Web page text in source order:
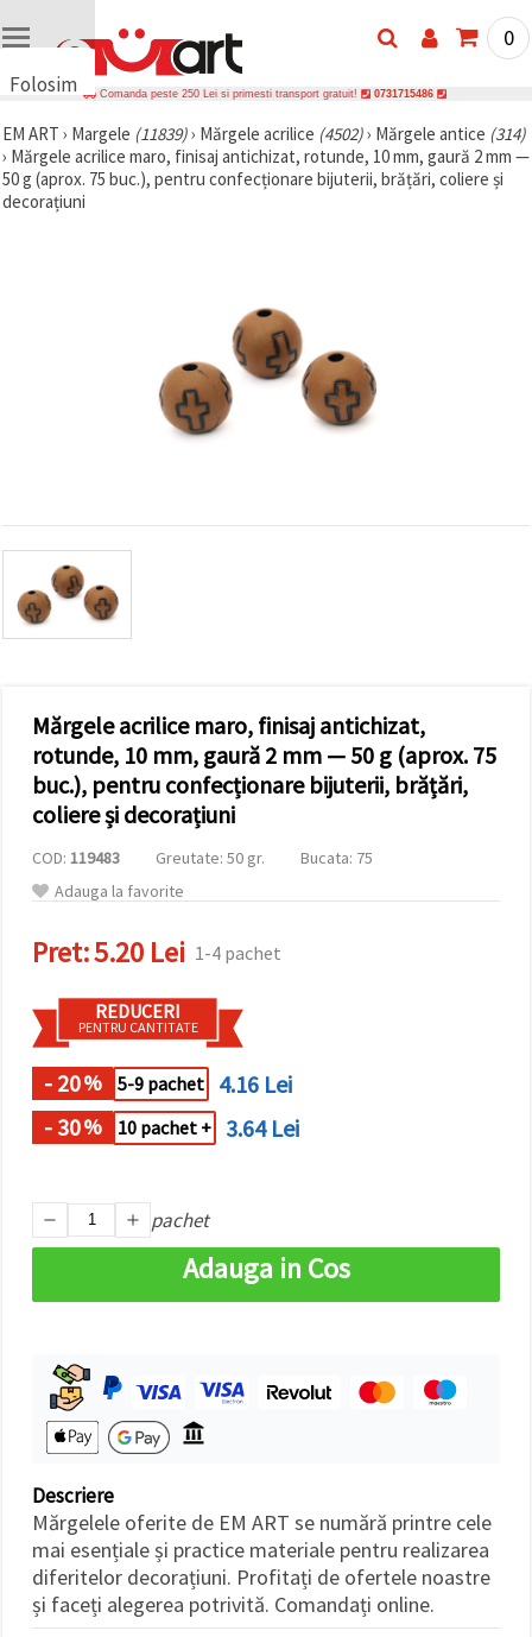
Folosim
uri
🍪 Folosim
cookie-uri
și
afișa
conținut și
reclame
mai
relevante,
inclusiv cu
ajutorul
marketing.
Puteți fi de
acord să
utilizați
cookie -
clic pe
"acceptati
toate!" Sau
indicați
preferințele
selectând
un tip de
cookie -uri
dat și
făcând clic
pe butonul
"Salvați"
toate!
Setări
0
Comanda peste 250 Lei si primesti transport gratuit! 0731715486
EM ART › Margele (11839)› Mărgele acrilice (4502)› Mărgele antice (314)
› Mărgele acrilice maro, finisaj antichizat, rotunde, 10 mm, gaură 2 mm —
50 g (aprox. 75 buc.), pentru confecționare bijuterii, brățări, coliere și
decorațiuni
Mărgele acrilice maro, finisaj antichizat,
rotunde, 10 mm, gaură 2 mm — 50 g (aprox. 75
buc.), pentru confecționare bijuterii, brățări,
coliere și decorațiuni
COD: 119483 Greutate: 50 gr.
Bucata: 75
Adauga la favorite
Pret:5.20 Lei 1-4 pachet
REDUCERI
PENTRU CANTITATE
- 20% 5-9 pachet
4.16 Lei
- 30% 10 pachet + 3.64 Lei
pachet
Adauga in Cos
Descriere
Mărgelele oferite de EM ART se numără printre cele
mai esențiale și practice materiale pentru realizarea
diferitelor decorațiuni. Profitați de ofertele noastre
și faceți alegerea potrivită. Comandați online.